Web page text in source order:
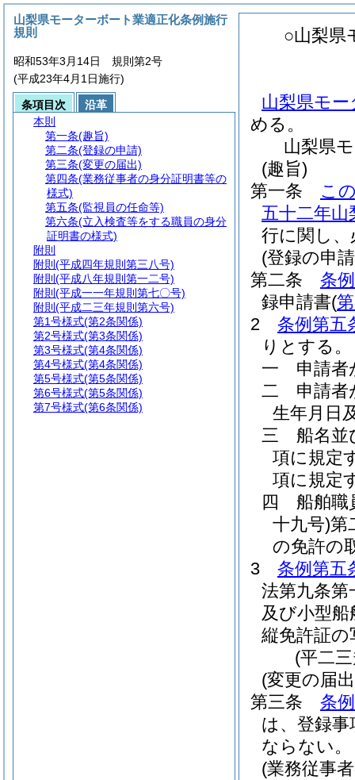
○山梨県
山梨県モ
める。
山梨県
(趣旨)
第一条
こ
五十二年山
行に関し
(登録の申
第二条
条
録申請書(
2
条例第五
りとする。
一
申請者
二
申請
生年月日
三
船名並
項に規定
項に規定
四
船舶職
十九号)第
の免許の
3
条例第五
法第九条第
及び小型
縦免許証
(平二
(変更の届
第三条
条
は、登録事
ならない。
(業務従事
山梨県モーターボート業適正化条例施行
規則
昭和53年3月14日 規則第2号
(平成23年4月1日施行)
条項目次
沿革
本則
第一条(趣旨)
第二条(登録の申請)
第三条(変更の届出)
第四条(業務従事者の身分証明書等の
様式)
第五条(監視員の任命等)
第六条(立入検査等をする職員の身分
証明書の様式)
附則
附則 (平成四年規則第三八号)
附則 (平成八年規則第一二号)
附則 (平成一一年規則第七〇号)
附則 (平成二三年規則第六号)
第1号様式(第2条関係)
第2号様式(第3条関係)
第3号様式(第4条関係)
第4号様式(第4条関係)
第5号様式(第5条関係)
第6号様式(第5条関係)
第7号様式(第6条関係)